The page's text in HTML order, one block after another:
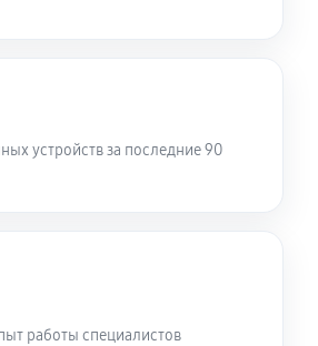
устройств за последние 90
работы специалистов